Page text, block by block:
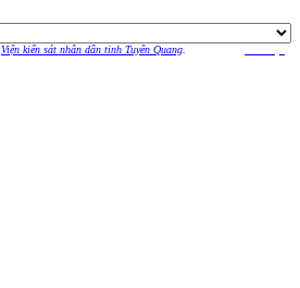
Viện kiển sát nhân dân tỉnh Tuyên Quang